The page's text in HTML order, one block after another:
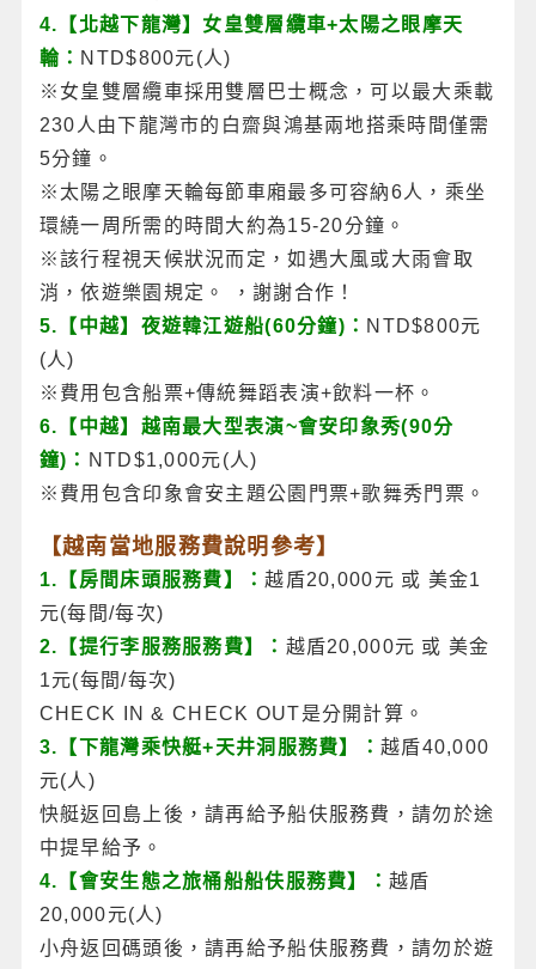
4.【北越下龍灣】女皇雙層纜車+太陽之眼摩天
輪： NTD$800元(人)
※女皇雙層纜車採用雙層巴士概念，可以最大乘載
230人由下龍灣市的白齋與鴻基兩地搭乘時間僅需
5分鐘。
※太陽之眼摩天輪每節車廂最多可容納6人，乘坐
環繞一周所需的時間大約為15-20分鐘。
※該行程視天候狀況而定，如遇大風或大雨會取
消，依遊樂園規定。 ，謝謝合作！
5.【中越】夜遊韓江遊船(60分鐘)： NTD$800元
(人)
※費用包含船票+傳統舞蹈表演+飲料一杯。
6.【中越】越南最大型表演~會安印象秀(90分
鐘)： NTD$1,000元(人)
※費用包含印象會安主題公園門票+歌舞秀門票。
【越南當地服務費說明參考】
1.【房間床頭服務費】：越盾20,000元 或 美金1
元(每間/每次)
2.【提行李服務服務費】： 越盾20,000元 或 美金
1元(每間/每次)
CHECK IN & CHECK OUT是分開計算。
3.【下龍灣乘快艇+天井洞服務費】： 越盾40,000
元(人)
快艇返回島上後，請再給予船伕服務費，請勿於途
中提早給予。
4.【會安生態之旅桶船船伕服務費】： 越盾
20,000元(人)
小舟返回碼頭後，請再給予船伕服務費，請勿於遊